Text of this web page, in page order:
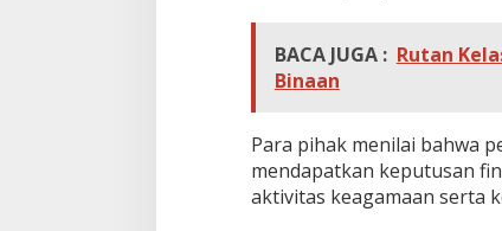
BACA JUGA : Rutan
Binaan
Para pihak menilai bahwa
mendapatkan keputusan
aktivitas keagamaan serta